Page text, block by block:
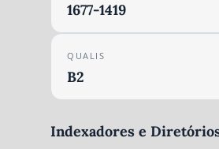
1677-1419
QUALIS
B2
Indexadores e